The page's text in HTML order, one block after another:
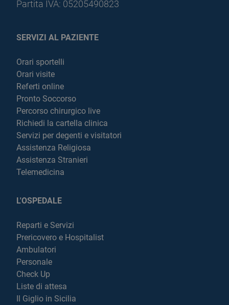
Partita IVA: 05205490823
SERVIZI AL PAZIENTE
Orari sportelli
Orari visite
Referti online
Pronto Soccorso
Percorso chirurgico live
Richiedi la cartella clinica
Servizi per degenti e visitatori
Assistenza Religiosa
Assistenza Stranieri
Telemedicina
L'OSPEDALE
Reparti e Servizi
Prericovero e Hospitalist
Ambulatori
Personale
Check Up
Liste di attesa
Il Giglio in Sicilia